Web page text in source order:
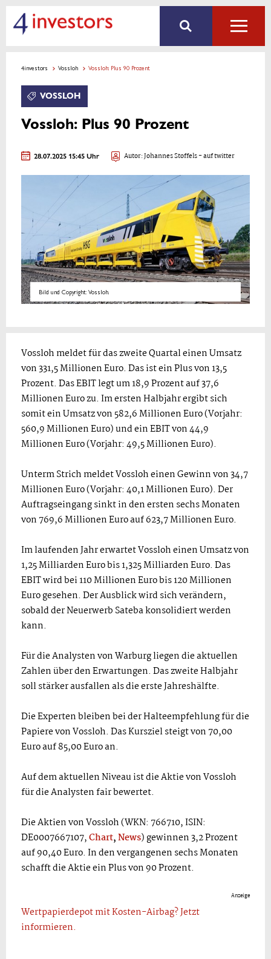
4investors Vossloh Vossloh: Plus 90 Prozent
VOSSLOH
Vossloh: Plus 90 Prozent
28.07.2025 15:45 Uhr Autor:Johannes Stoffels- auf twitter
Bild und Copyright: Vossloh.
Vossloh meldet für das zweite Quartal einen Umsatz
von 331,5 Millionen Euro. Das ist ein Plus von 13,5
Prozent. Das EBIT legt um 18,9 Prozent auf 37,6
Millionen Euro zu. Im ersten Halbjahr ergibt sich
somit ein Umsatz von 582,6 Millionen Euro (Vorjahr:
560,9 Millionen Euro) und ein EBIT von 44,9
Millionen Euro (Vorjahr: 49,5 Millionen Euro).
Unterm Strich meldet Vossloh einen Gewinn von 34,7
Millionen Euro (Vorjahr: 40,1 Millionen Euro). Der
Auftragseingang sinkt in den ersten sechs Monaten
von 769,6 Millionen Euro auf 623,7 Millionen Euro.
Im laufenden Jahr erwartet Vossloh einen Umsatz von
1,25 Milliarden Euro bis 1,325 Milliarden Euro. Das
EBIT wird bei 110 Millionen Euro bis 120 Millionen
Euro gesehen. Der Ausblick wird sich verändern,
sobald der Neuerwerb Sateba konsolidiert werden
kann.
Für die Analysten von Warburg liegen die aktuellen
Zahlen über den Erwartungen. Das zweite Halbjahr
soll stärker ausfallen als die erste Jahreshälfte.
Die Experten bleiben bei der Halteempfehlung für die
Papiere von Vossloh. Das Kursziel steigt von 70,00
Euro auf 85,00 Euro an.
Auf dem aktuellen Niveau ist die Aktie von Vossloh
für die Analysten fair bewertet.
Die Aktien von Vossloh (WKN: 766710, ISIN:
DE0007667107,Chart,News) gewinnen 3,2 Prozent
auf 90,40 Euro. In den vergangenen sechs Monaten
schafft die Aktie ein Plus von 90 Prozent.
Anzeige
Wertpapierdepot mit Kosten-Airbag? Jetzt
informieren.